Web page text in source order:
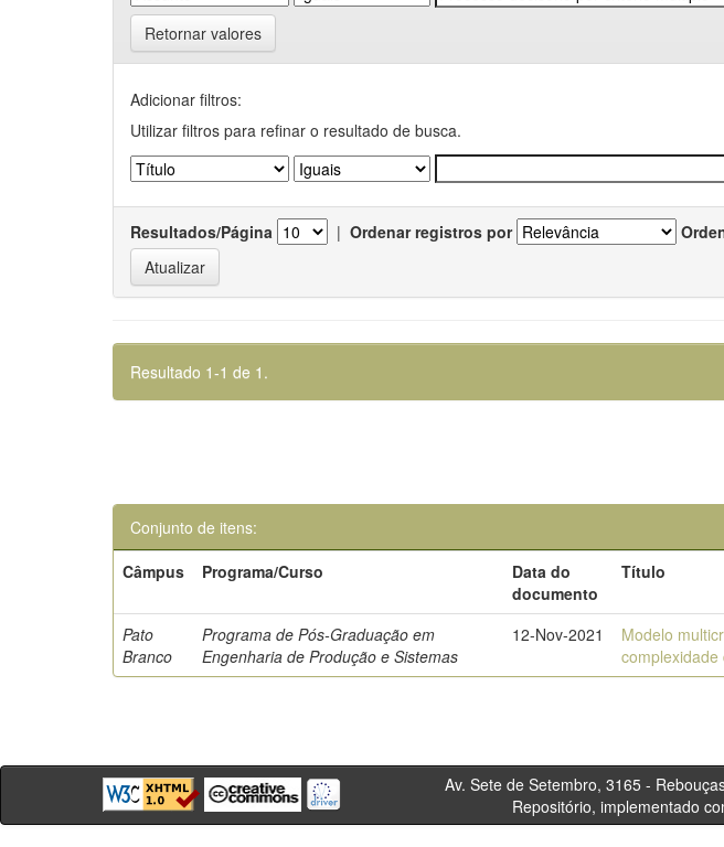
Retornar valores
Adicionar filtros:
Utilizar filtros para refinar o resultado de busca.
Resultados/Página | Ordenar registros por
Resultado 1-1 de 1.
Conjunto de itens:
Câmpus
Programa/Curso
Data do
documento
Título
Pato
Branco
Programa de Pós-Graduação em
Engenharia de Produção e Sistemas
12-Nov-2021
Modelo
Av. Sete de Setembro, 3165 -
Repositório, implementado